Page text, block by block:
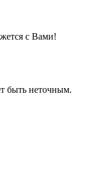
с Вами!
быть неточным.